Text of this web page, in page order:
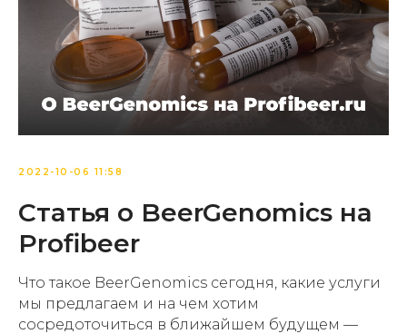
2022-10-06 11:58
Статья о BeerGenomics на
Profibeer
Что такое BeerGenomics сегодня, какие услуги
мы предлагаем и на чем хотим
сосредоточиться в ближайшем будущем —